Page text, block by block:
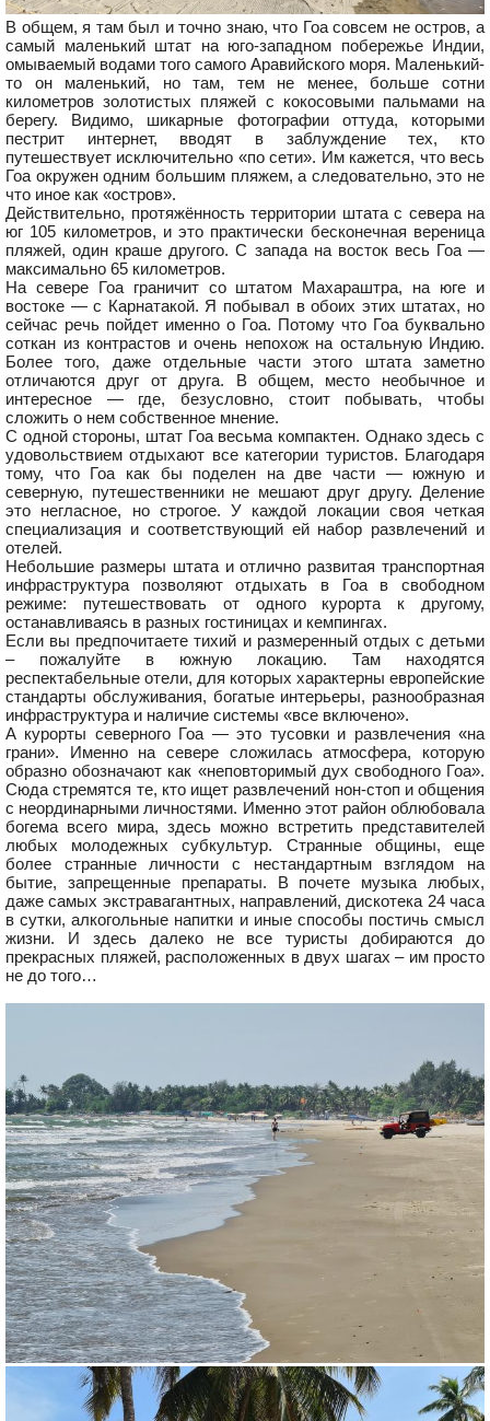
В общем, я там был и точно знаю, что Гоа совсем не остров, а
самый маленький штат на юго-западном побережье Индии,
омываемый водами того самого Аравийского моря. Маленький-
то он маленький, но там, тем не менее, больше сотни
километров золотистых пляжей с кокосовыми пальмами на
берегу. Видимо, шикарные фотографии оттуда, которыми
пестрит интернет, вводят в заблуждение тех, кто
путешествует исключительно «по сети». Им кажется, что весь
Гоа окружен одним большим пляжем, а следовательно, это не
что иное как «остров».
Действительно, протяжённость территории штата с севера на
юг 105 километров, и это практически бесконечная вереница
пляжей, один краше другого. С запада на восток весь Гоа —
максимально 65 километров.
На севере Гоа граничит со штатом Махараштра, на юге и
востоке — с Карнатакой. Я побывал в обоих этих штатах, но
сейчас речь пойдет именно о Гоа. Потому что Гоа буквально
соткан из контрастов и очень непохож на остальную Индию.
Более того, даже отдельные части этого штата заметно
отличаются друг от друга. В общем, место необычное и
интересное — где, безусловно, стоит побывать, чтобы
сложить о нем собственное мнение.
С одной стороны, штат Гоа весьма компактен. Однако здесь с
удовольствием отдыхают все категории туристов. Благодаря
тому, что Гоа как бы поделен на две части — южную и
северную, путешественники не мешают друг другу. Деление
это негласное, но строгое. У каждой локации своя четкая
специализация и соответствующий ей набор развлечений и
отелей.
Небольшие размеры штата и отлично развитая транспортная
инфраструктура позволяют отдыхать в Гоа в свободном
режиме: путешествовать от одного курорта к другому,
останавливаясь в разных гостиницах и кемпингах.
Если вы предпочитаете тихий и размеренный отдых с детьми
– пожалуйте в южную локацию. Там находятся
респектабельные отели, для которых характерны европейские
стандарты обслуживания, богатые интерьеры, разнообразная
инфраструктура и наличие системы «все включено».
А курорты северного Гоа — это тусовки и развлечения «на
грани». Именно на севере сложилась атмосфера, которую
образно обозначают как «неповторимый дух свободного Гоа».
Сюда стремятся те, кто ищет развлечений нон-стоп и общения
с неординарными личностями. Именно этот район облюбовала
богема всего мира, здесь можно встретить представителей
любых молодежных субкультур. Странные общины, еще
более странные личности с нестандартным взглядом на
бытие, запрещенные препараты. В почете музыка любых,
даже самых экстравагантных, направлений, дискотека 24 часа
в сутки, алкогольные напитки и иные способы постичь смысл
жизни. И здесь далеко не все туристы добираются до
прекрасных пляжей, расположенных в двух шагах – им просто
не до того…